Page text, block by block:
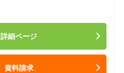
詳細ページ
資料請求